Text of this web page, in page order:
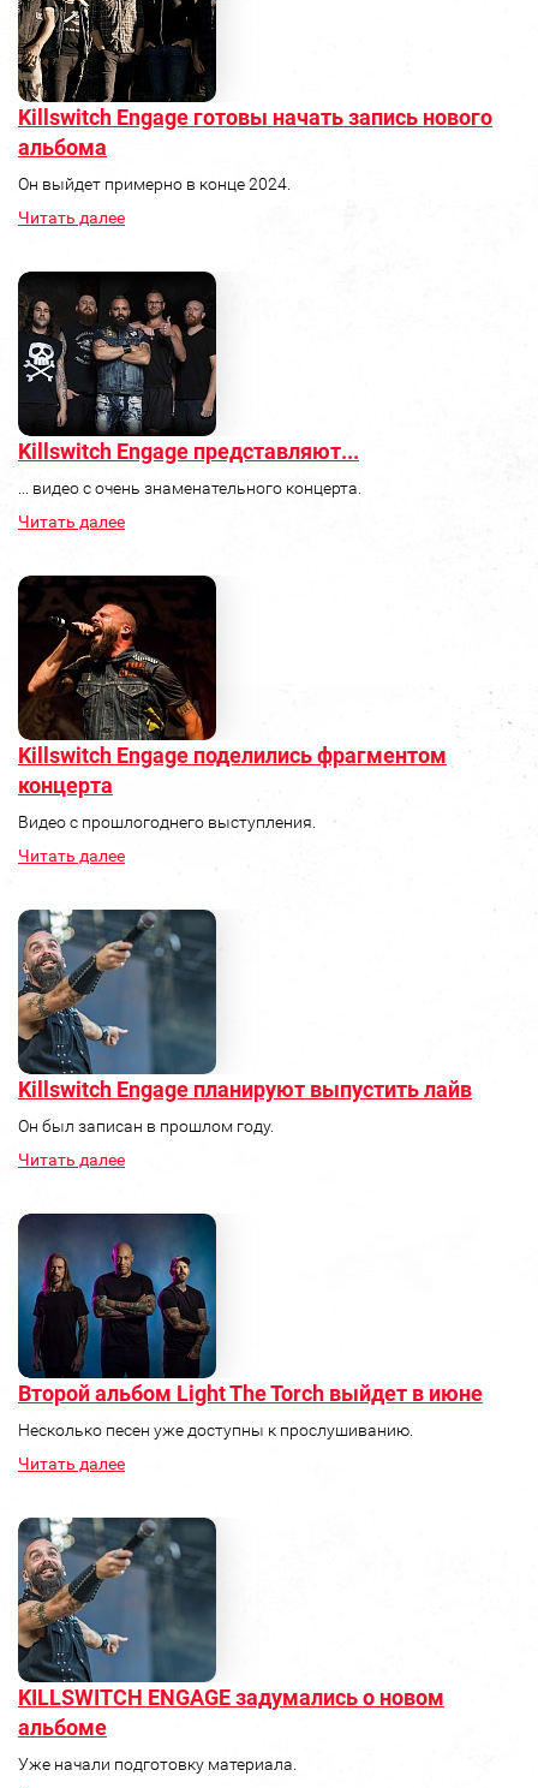
Killswitch Engage готовы начать запись нового
альбома
Он выйдет примерно в конце 2024.
Читать далее
Killswitch Engage представляют...
... видео с очень знаменательного концерта.
Читать далее
Killswitch Engage поделились фрагментом
концерта
Видео с прошлогоднего выступления.
Читать далее
Killswitch Engage планируют выпустить лайв
Он был записан в прошлом году.
Читать далее
Второй альбом Light The Torch выйдет в июне
Несколько песен уже доступны к прослушиванию.
Читать далее
KILLSWITCH ENGAGE задумались о новом
альбоме
Уже начали подготовку материала.